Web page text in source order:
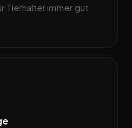
Tierhalter immer gut